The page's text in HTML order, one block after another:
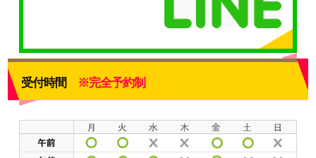
受付時間 ※完全予約制